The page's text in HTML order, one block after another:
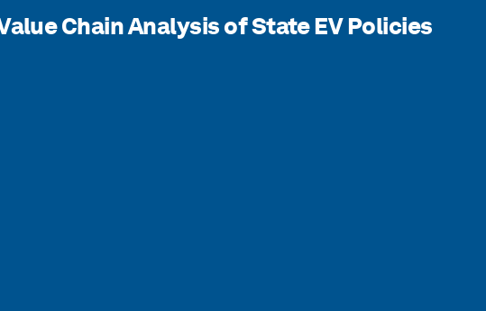
Chain Analysis of State EV Policies